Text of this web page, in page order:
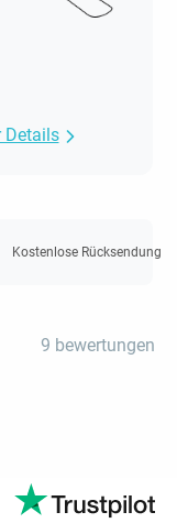
Details
Kostenlose Rücksendung
9 bewertungen